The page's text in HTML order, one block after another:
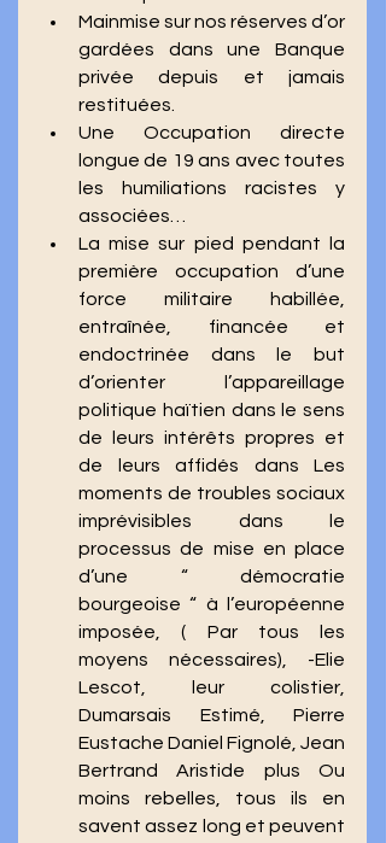
Mainmise sur nos réserves d’or
gardées dans une Banque
privée depuis et jamais
restituées.
Une Occupation directe
longue de 19 ans avec toutes
les humiliations racistes y
associées…
La mise sur pied pendant la
première occupation d’une
force militaire habillée,
entraînée, financée et
endoctrinée dans le but
d’orienter l’appareillage
politique haïtien dans le sens
de leurs intérêts propres et
de leurs affidés dans Les
moments de troubles sociaux
imprévisibles dans le
processus de mise en place
d’une “ démocratie
bourgeoise “ à l’européenne
imposée, ( Par tous les
moyens nécessaires), -Elie
Lescot, leur colistier,
Dumarsais Estimé, Pierre
Eustache Daniel Fignolé, Jean
Bertrand Aristide plus Ou
moins rebelles, tous ils en
savent assez long et peuvent